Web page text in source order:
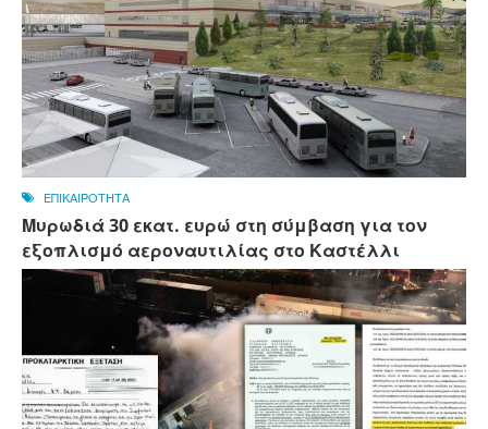
ΕΠΙΚΑΙΡΟΤΗΤΑ
Μυρωδιά 30 εκατ. ευρώ στη σύμβαση για τον
εξοπλισμό αεροναυτιλίας στο Καστέλλι